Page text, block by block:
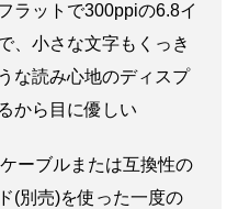
ラットで300ppiの6.8イ
、小さな文字もくっき
な読み心地のディスプ
から目に優しい
ーブルまたは互換性の
(別売)を使った一度の